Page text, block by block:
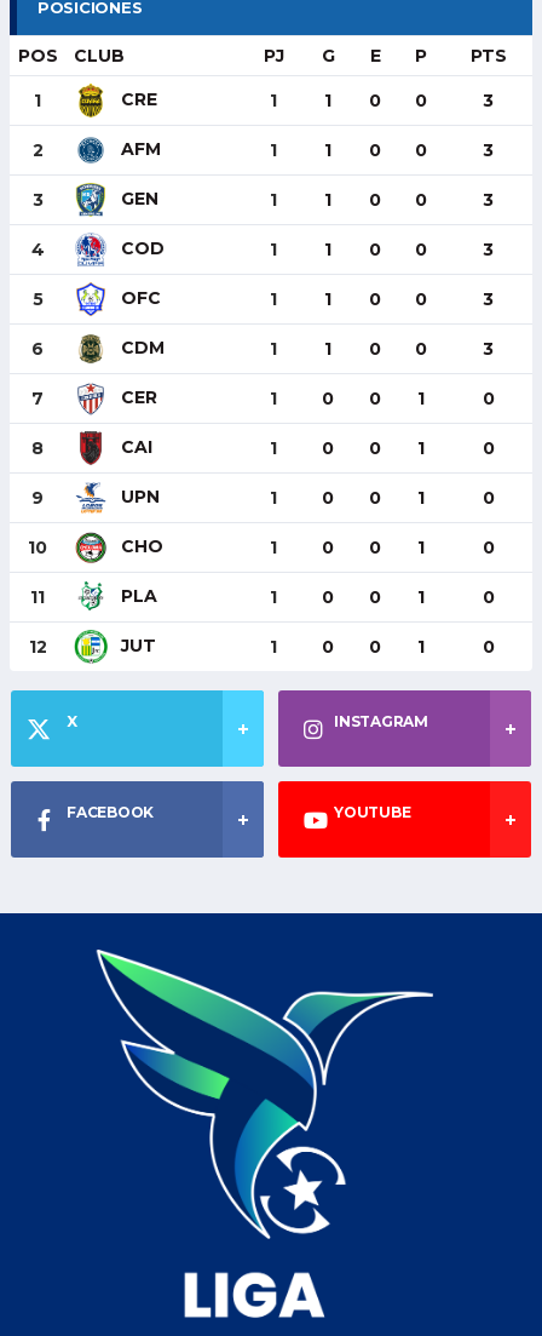
POSICIONES
POS CLUB PJ G E P PTS
1 CRE 1 1 0 0 3
2 AFM 1 1 0 0 3
3 GEN 1 1 0 0 3
4 COD 1 1 0 0 3
5 OFC 1 1 0 0 3
6 CDM 1 1 0 0 3
7 CER 1 0 0 1 0
8 CAI 1 0 0 1 0
9 UPN 1 0 0 1 0
10 CHO 1 0 0 1 0
11 PLA 1 0 0 1 0
12 JUT 1 0 0 1 0
X INSTAGRAM
FACEBOOK YOUTUBE